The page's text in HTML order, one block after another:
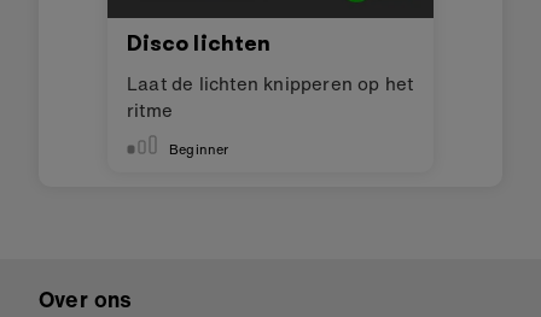
Disco lichten
Laat de lichten knipperen op het
ritme
Beginner
Over ons